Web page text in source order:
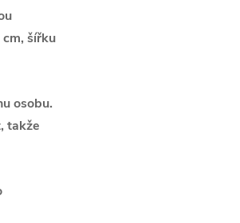
šířku
osobu.
takže